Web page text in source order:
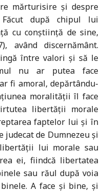
mărturisire şi despre
Făcut după chipul lui
cu conştiinţă de sine,
având discernământ.
între valori şi să le
nu ar putea face
fi amoral, depărtându-
moralităţii îl face
libertăţii morale
faptelor lui şi în
de Dumnezeu şi
lui morale sau
ei, fiindcă libertatea
sau răul după voia
A face şi bine, şi